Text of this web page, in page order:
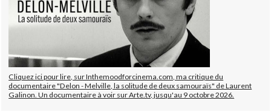
Cliquez ici pour lire, sur Inthemoodforcinema.com, ma critique du
documentaire "Delon - Melville, la solitude de deux samouraïs" de Laurent
Galinon. Un documentaire à voir sur Arte.tv, jusqu'au 9 octobre 2026.